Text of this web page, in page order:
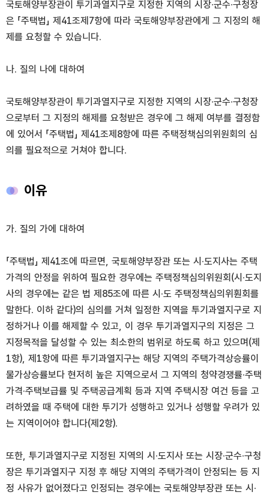
국토해양부장관이 투기과열지구로 지정한 지역의 시장·군수·구청장
은 「주택법」 제41조제7항에 따라 국토해양부장관에게 그 지정의 해
제를 요청할 수 있습니다.
나. 질의 나에 대하여
국토해양부장관이 투기과열지구로 지정한 지역의 시장·군수·구청장
으로부터 그 지정의 해제를 요청받은 경우에 그 해제 여부를 결정함
에 있어서 「주택법」 제41조제8항에 따른 주택정책심의위원회의 심
의를 필요적으로 거쳐야 합니다.
이유
가. 질의 가에 대하여
「주택법」 제41조에 따르면, 국토해양부장관 또는 시·도지사는 주택
가격의 안정을 위하여 필요한 경우에는 주택정책심의위원회(시·도지
사의 경우에는 같은 법 제85조에 따른 시·도 주택정책심의위훤회를
말한다. 이하 같다)의 심의를 거쳐 일정한 지역을 투기과열지구로 지
정하거나 이를 해제할 수 있고, 이 경우 투기과열지구의 지정은 그
지정목적을 달성할 수 있는 최소한의 범위로 하도록 하고 있으며(제
1항), 제1항에 따른 투기과열지구는 해당 지역의 주택가격상승률이
물가상승률보다 현저히 높은 지역으로서 그 지역의 청약경쟁률·주택
가격·주택보급률 및 주택공급계획 등과 지역 주택시장 여건 등을 고
려하였을 때 주택에 대한 투기가 성행하고 있거나 성행할 우려가 있
는 지역이어야 합니다(제2항).
또한, 투기과열지구로 지정된 지역의 시·도지사 또는 시장·군수·구청
장은 투기과열지구 지정 후 해당 지역의 주택가격이 안정되는 등 지
정 사유가 없어졌다고 인정되는 경우에는 국토해양부장관 또는 시·